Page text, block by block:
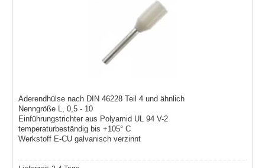
Aderendhülse nach DIN 46228 Teil 4 und ähnlich
Nenngröße L, 0,5 - 10
Einführungstrichter aus Polyamid UL 94 V-2
temperaturbeständig bis +105° C
Werkstoff E-CU galvanisch verzinnt